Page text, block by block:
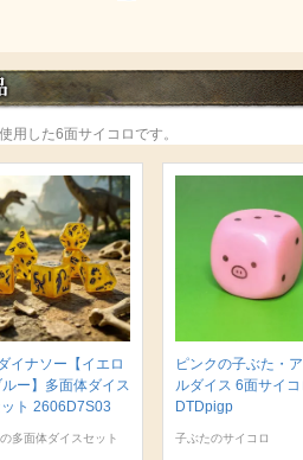
した6面サイコロです。
イナソー【イエロ
ー】多面体ダイス
ト 2606D7S03
多面体ダイスセット
ピンクの子ぶた・
ルダイス 6面サイコ
DTDpigp
子ぶたのサイコロ